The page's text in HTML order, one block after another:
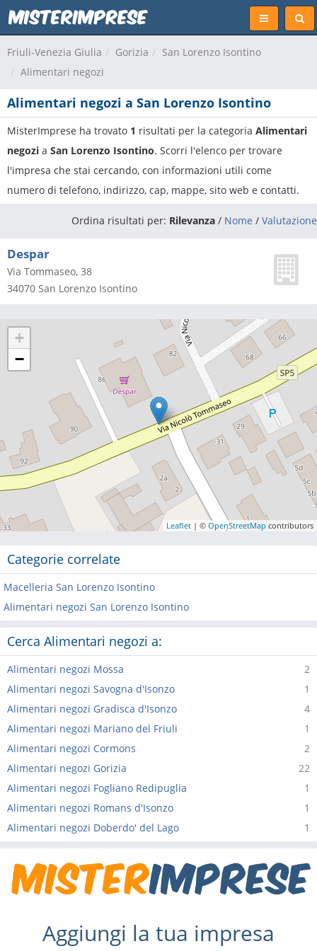
Friuli-Venezia Giulia Gorizia
San Lorenzo Isontino
Alimentari negozi
Alimentari negozi a San Lorenzo Isontino
MisterImprese ha trovato 1 risultati per la categoria Alimentari
negozi a San Lorenzo Isontino. Scorri l'elenco per trovare
l'impresa che stai cercando, con informazioni utili come
numero di telefono, indirizzo, cap, mappe, sito web e contatti.
Ordina risultati per: Rilevanza / Nome / Valutazione
Despar
Via Tommaseo, 38
34070 San Lorenzo Isontino
+
−
Leaflet | © OpenStreetMap contributors
Categorie correlate
Macelleria San Lorenzo Isontino
Alimentari negozi San Lorenzo Isontino
Cerca Alimentari negozi a:
2
Alimentari negozi Mossa
1
Alimentari negozi Savogna d'Isonzo
4
Alimentari negozi Gradisca d'Isonzo
1
Alimentari negozi Mariano del Friuli
2
Alimentari negozi Cormons
22
Alimentari negozi Gorizia
1
Alimentari negozi Fogliano Redipuglia
1
Alimentari negozi Romans d'Isonzo
1
Alimentari negozi Doberdo' del Lago
Aggiungi la tua impresa